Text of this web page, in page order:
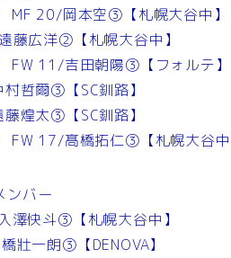
20/岡本空③【札幌大谷中】
藤広洋②【札幌大谷中】
11/吉田朝陽③【フォルテ】
哲爾③【SC釧路】
煌太③【SC釧路】
17/髙橋拓仁③【札幌大谷
ンバー
澤快斗③【札幌大谷中】
壯一朗③【DENOVA】